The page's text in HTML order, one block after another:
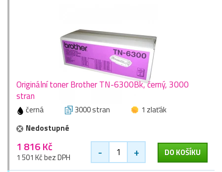
Originální toner Brother TN-6300Bk, černý, 3000
stran
černá 3000 stran
1 zlaťák
Nedostupné
1 816 Kč
1 501 Kč bez DPH - + DO KOŠÍKU